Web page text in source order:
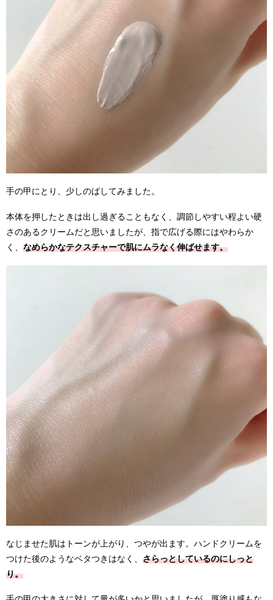
手の甲にとり、少しのばしてみました。
本体を押したときは出し過ぎることもなく、調節しやすい程よい硬
さのあるクリームだと思いましたが、指で広げる際にはやわらか
く、 なめらかなテクスチャーで肌にムラなく伸ばせます。
なじませた肌はトーンが上がり、つやが出ます。ハンドクリームを
つけた後のようなベタつきはなく、 さらっとしているのにしっと
り。